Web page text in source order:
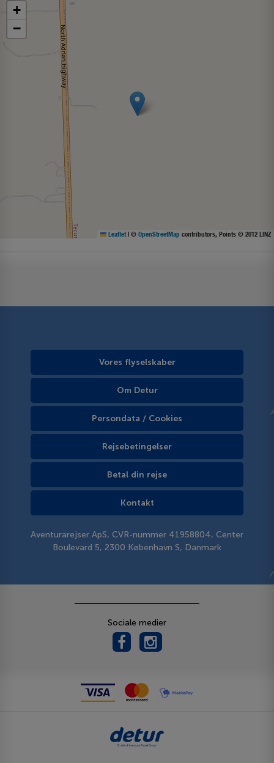
+
−
Leaflet | © OpenStreetMap contributors, Points © 2012 LINZ
Vores flyselskaber
Om Detur
Persondata / Cookies
Rejsebetingelser
Betal din rejse
Kontakt
Aventurarejser ApS, CVR-nummer 41958804, Center
Boulevard 5, 2300 København S, Danmark
Sociale medier